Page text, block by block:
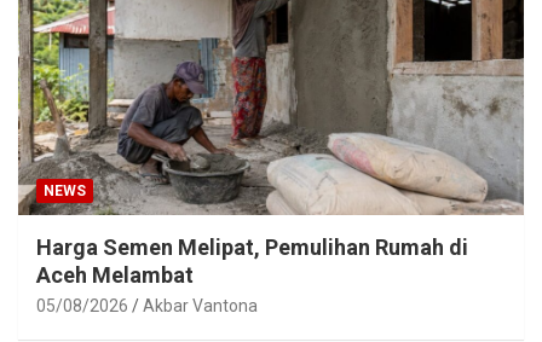
NEWS
Harga Semen Melipat, Pemulihan Rumah di
Aceh Melambat
05/08/2026 Akbar Vantona